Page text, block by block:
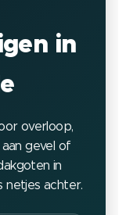
in
overloop,
gevel of
in
netjes achter.